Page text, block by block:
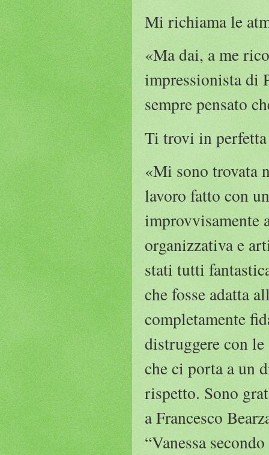
Mi richiama le
«Ma dai, a me
impressionista di
sempre pensato
Ti trovi in
«Mi sono trovata
lavoro fatto con
improvvisamente
organizzativa e
stati tutti
che fosse adatta
completamente
distruggere con
che ci porta a un
rispetto. Sono
a Francesco
“Vanessa